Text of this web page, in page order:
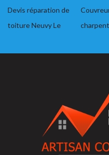
Devis réparation de
toiture Neuvy Le